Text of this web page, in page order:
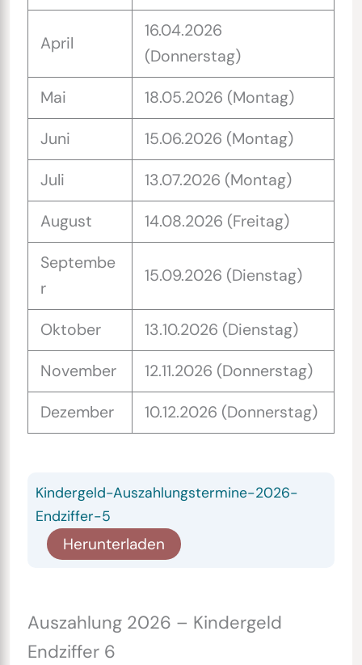
April
16.04.2026
(Donnerstag)
Mai 18.05.2026 (Montag)
Juni 15.06.2026 (Montag)
Juli 13.07.2026 (Montag)
August 14.08.2026 (Freitag)
Septembe
r
15.09.2026 (Dienstag)
Oktober 13.10.2026 (Dienstag)
November 12.11.2026 (Donnerstag)
Dezember 10.12.2026 (Donnerstag)
Kindergeld-Auszahlungstermine-2026-
Endziffer-5
Herunterladen
Auszahlung 2026 – Kindergeld
Endziffer 6